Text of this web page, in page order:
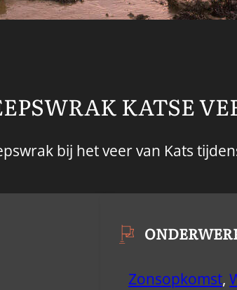
KATSE
bij het veer van Kats
Zonsopkomst,